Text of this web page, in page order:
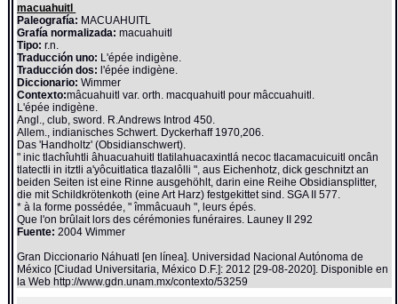
macuahuitl
Paleografía: MACUAHUITL
Grafía normalizada: macuahuitl
Tipo: r.n.
Traducción uno: L'épée indigène.
Traducción dos: l'épée indigène.
Diccionario:Wimmer
Contexto:mâcuahuitl var. orth. macquahuitl pour mâccuahuitl.
L'épée indigène.
Angl., club, sword. R.Andrews Introd 450.
Allem., indianisches Schwert. Dyckerhaff 1970,206.
Das 'Handholtz' (Obsidianschwert).
" inic tlachîuhtli âhuacuahuitl tlatilahuacaxintlá necoc tlacamacuicuitl oncân
tlatectli in itztli a'yôcuitlatica tlazalôlli ", aus Eichenhotz, dick geschnitzt an
beiden Seiten ist eine Rinne ausgehöhlt, darin eine Reihe Obsidiansplitter,
die mit Schildkrötenkoth (eine Art Harz) festgekittet sind. SGA II 577.
* à la forme possédée, " îmmâcuauh ", leurs épés.
Que l'on brûlait lors des cérémonies funéraires. Launey II 292
Fuente: 2004 Wimmer
Gran Diccionario Náhuatl [en línea]. Universidad Nacional Autónoma de
México [Ciudad Universitaria, México D.F.]: 2012 [29-08-2020]. Disponible en
la Web http://www.gdn.unam.mx/contexto/53259